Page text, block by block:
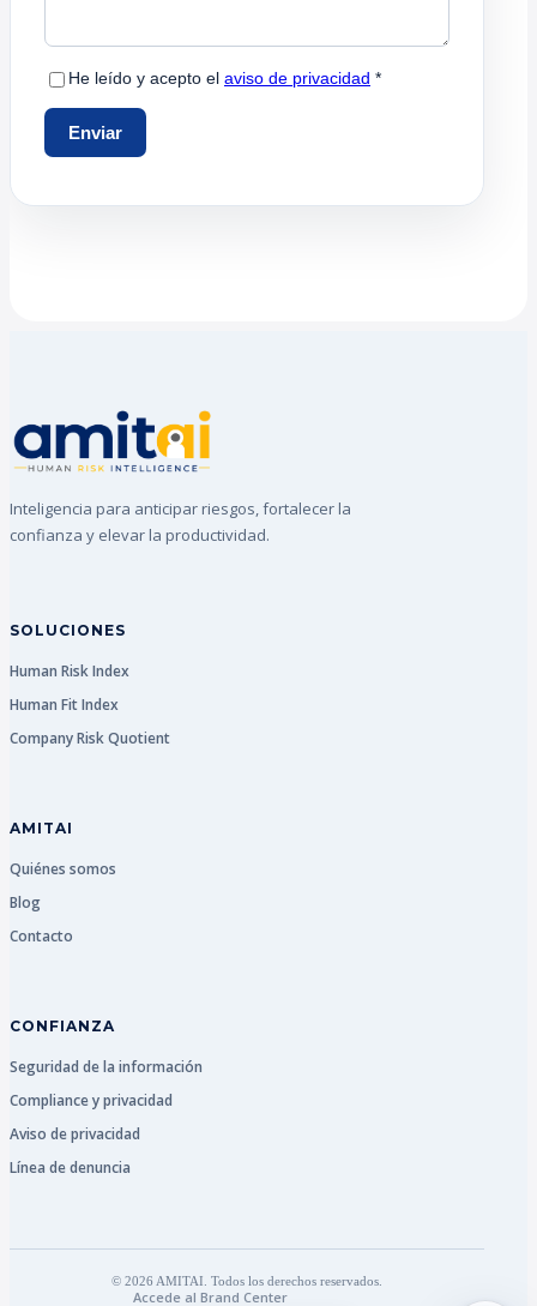
Inteligencia para anticipar riesgos, fortalecer la
confianza y elevar la productividad.
SOLUCIONES
Human Risk Index
Human Fit Index
Company Risk Quotient
AMITAI
Quiénes somos
Blog
Contacto
CONFIANZA
Seguridad de la información
Compliance y privacidad
Aviso de privacidad
Línea de denuncia
© 2026 AMITAI. Todos los derechos reservados.
Accede al Brand Center